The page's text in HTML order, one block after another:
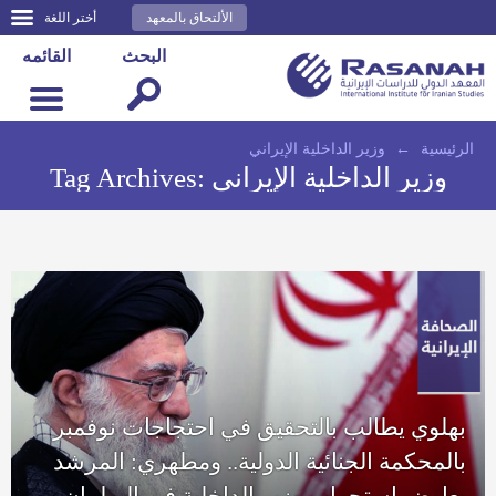
أختر اللغة الألتحاق بالمعهد
القائمه البحث
الرئيسية ← وزير الداخلية الإيراني
Tag Archives: وزير الداخلية الإيراني
بهلوي يطالب بالتحقيق في احتجاجات نوفمبر
بالمحكمة الجنائية الدولية.. ومطهري: المرشد